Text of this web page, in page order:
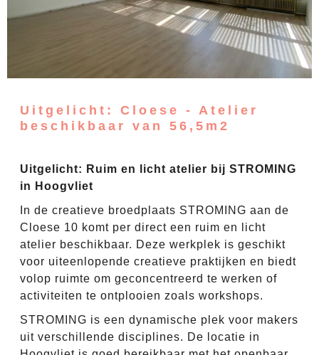
Uitgelicht: Cloese - Atelier
beschikbaar van 56,5m2
Uitgelicht: Ruim en licht atelier bij STROMING
in Hoogvliet
In de creatieve broedplaats STROMING aan de
Cloese 10 komt per direct een ruim en licht
atelier beschikbaar. Deze werkplek is geschikt
voor uiteenlopende creatieve praktijken en biedt
volop ruimte om geconcentreerd te werken of
activiteiten te ontplooien zoals workshops.
STROMING is een dynamische plek voor makers
uit verschillende disciplines. De locatie in